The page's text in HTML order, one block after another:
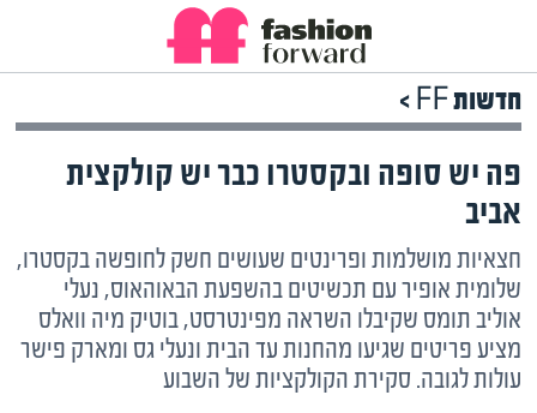
חדשות FF >
פה יש סופה ובקסטרו כבר יש קולקצית
אביב
חצאיות מושלמות ופרינטים שעושים חשק לחופשה בקסטרו,
שלומית אופיר עם תכשיטים בהשפעת הבאוהאוס, נעלי
אוליב תומס שקיבלו השראה מפינטרסט, בוטיק מיה וואלס
מציע פריטים שגיעו מהחנות עד הבית ונעלי גס ומארק פישר
עולות לגובה. סקירת הקולקציות של השבוע